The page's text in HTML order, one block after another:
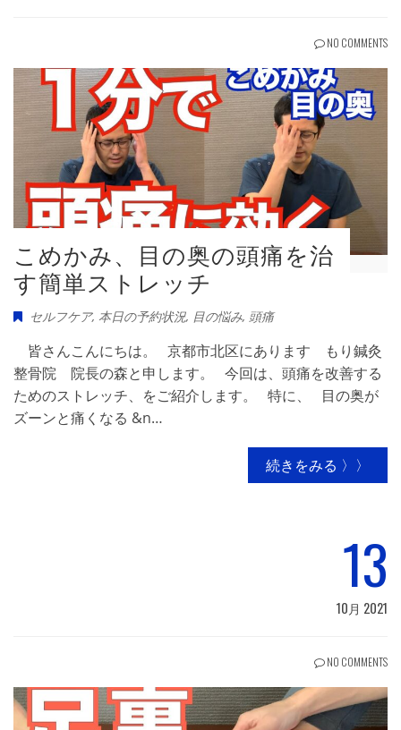
NO COMMENTS
こめかみ、目の奥の頭痛を治
す簡単ストレッチ
セルフケア, 本日の予約状況, 目の悩み, 頭痛
皆さんこんにちは。 京都市北区にあります もり鍼灸
整骨院 院長の森と申します。 今回は、頭痛を改善する
ためのストレッチ、をご紹介します。 特に、 目の奥が
ズーンと痛くなる &n…
続きをみる 〉〉
13
10月 2021
NO COMMENTS